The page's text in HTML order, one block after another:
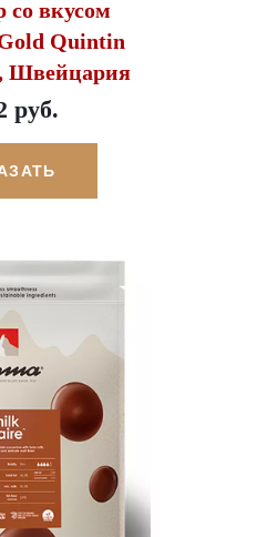
со вкусом
Quintin
Швейцария
руб.